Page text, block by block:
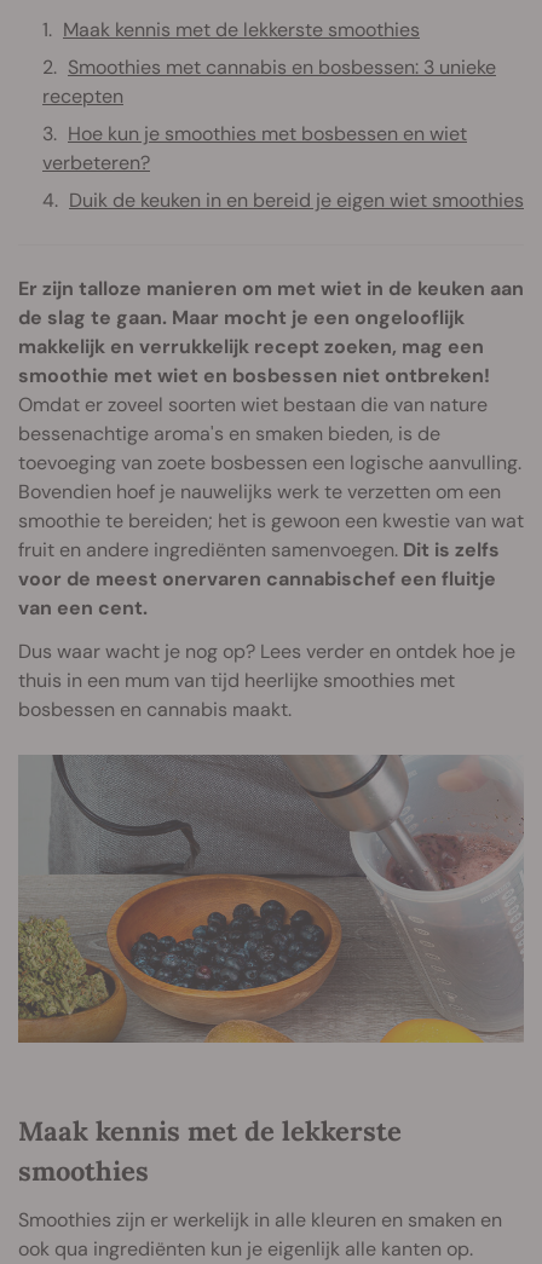
Maak kennis met de lekkerste smoothies
Smoothies met cannabis en bosbessen: 3 unieke
recepten
Hoe kun je smoothies met bosbessen en wiet
verbeteren?
Duik de keuken in en bereid je eigen wiet smoothies
Er zijn talloze manieren om met wiet in de keuken aan
de slag te gaan. Maar mocht je een ongelooflijk
makkelijk en verrukkelijk recept zoeken, mag een
smoothie met wiet en bosbessen niet ontbreken!
Omdat er zoveel soorten wiet bestaan die van nature
bessenachtige aroma's en smaken bieden, is de
toevoeging van zoete bosbessen een logische aanvulling.
Bovendien hoef je nauwelijks werk te verzetten om een
smoothie te bereiden; het is gewoon een kwestie van wat
fruit en andere ingrediënten samenvoegen. Dit is zelfs
voor de meest onervaren cannabischef een fluitje
van een cent.
Dus waar wacht je nog op? Lees verder en ontdek hoe je
thuis in een mum van tijd heerlijke smoothies met
bosbessen en cannabis maakt.
Maak kennis met de lekkerste
smoothies
Smoothies zijn er werkelijk in alle kleuren en smaken en
ook qua ingrediënten kun je eigenlijk alle kanten op.